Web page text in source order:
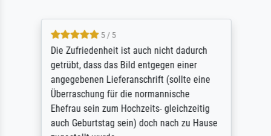
5 / 5
Die Zufriedenheit ist auch nicht dadurch
getrübt, dass das Bild entgegen einer
angegebenen Lieferanschrift (sollte eine
Überraschung für die normannische
Ehefrau sein zum Hochzeits- gleichzeitig
auch Geburtstag sein) doch nach zu Hause